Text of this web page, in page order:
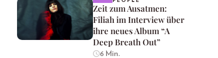
Zeit zum Ausatmen:
Filiah im Interview über
ihre neues Album “A
Deep Breath Out”
6 Min.